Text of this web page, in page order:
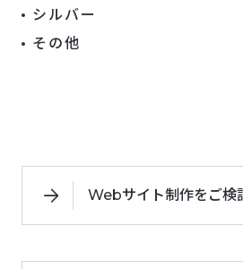
シルバー
その他
Webサイト制作をご検